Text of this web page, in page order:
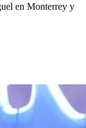
en Monterrey y